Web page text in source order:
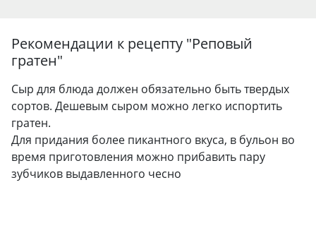
Рекомендации к рецепту "Реповый
гратен"
Сыр для блюда должен обязательно быть твердых
сортов. Дешевым сыром можно легко испортить
гратен.
Для придания более пикантного вкуса, в бульон во
время приготовления можно прибавить пару
зубчиков выдавленного чесно